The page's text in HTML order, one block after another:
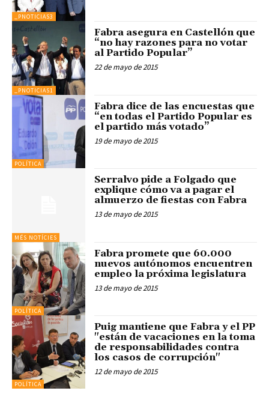
_PNOTICIAS3
_PNOTICIAS1
Fabra asegura en Castellón que
“no hay razones para no votar
al Partido Popular”
22 de mayo de 2015
POLÍTICA
Fabra dice de las encuestas que
“en todas el Partido Popular es
el partido más votado”
19 de mayo de 2015
MÉS NOTÍCIES
Serralvo pide a Folgado que
explique cómo va a pagar el
almuerzo de fiestas con Fabra
13 de mayo de 2015
POLÍTICA
Fabra promete que 60.000
nuevos autónomos encuentren
empleo la próxima legislatura
13 de mayo de 2015
POLÍTICA
Puig mantiene que Fabra y el PP
"están de vacaciones en la toma
de responsabilidades contra
los casos de corrupción"
12 de mayo de 2015